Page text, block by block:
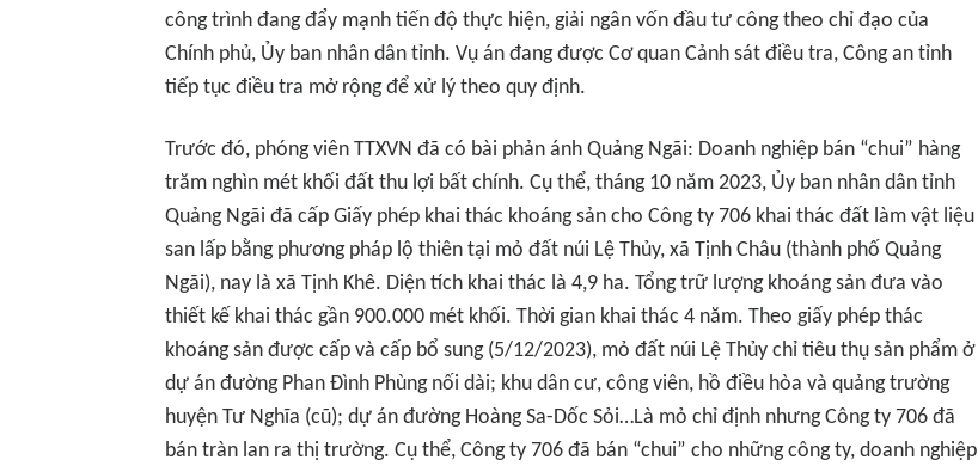
công trình đang đẩy mạnh tiến độ thực hiện, giải ngân vốn đầu tư công theo chỉ đạo của
Chính phủ, Ủy ban nhân dân tỉnh. Vụ án đang được Cơ quan Cảnh sát điều tra, Công an tỉnh
tiếp tục điều tra mở rộng để xử lý theo quy định.
Trước đó, phóng viên TTXVN đã có bài phản ánh Quảng Ngãi: Doanh nghiệp bán “chui” hàng
trăm nghìn mét khối đất thu lợi bất chính. Cụ thể, tháng 10 năm 2023, Ủy ban nhân dân tỉnh
Quảng Ngãi đã cấp Giấy phép khai thác khoáng sản cho Công ty 706 khai thác đất làm vật liệu
san lấp bằng phương pháp lộ thiên tại mỏ đất núi Lệ Thủy, xã Tịnh Châu (thành phố Quảng
Ngãi), nay là xã Tịnh Khê. Diện tích khai thác là 4,9 ha. Tổng trữ lượng khoáng sản đưa vào
thiết kế khai thác gần 900.000 mét khối. Thời gian khai thác 4 năm. Theo giấy phép thác
khoáng sản được cấp và cấp bổ sung (5/12/2023), mỏ đất núi Lệ Thủy chỉ tiêu thụ sản phẩm ở
dự án đường Phan Đình Phùng nối dài; khu dân cư, công viên, hồ điều hòa và quảng trường
huyện Tư Nghĩa (cũ); dự án đường Hoàng Sa-Dốc Sỏi…Là mỏ chỉ định nhưng Công ty 706 đã
bán tràn lan ra thị trường. Cụ thể, Công ty 706 đã bán “chui” cho những công ty, doanh nghiệp